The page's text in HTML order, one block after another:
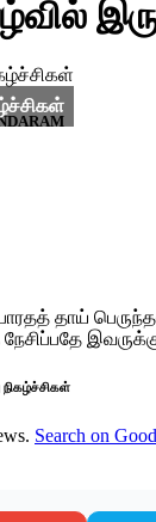
தாய்
நிகழ்ச்சிகள்
Search on